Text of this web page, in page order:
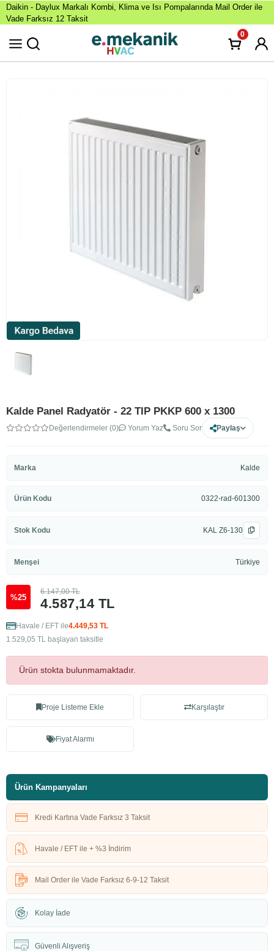
Daikin - Daylux Markalı Kombi, Klima ve Isı Pompalarında Mail Order ile
Vade Farksız 12 Taksit
0
Kalde Panel Radyatör - 22 TIP PKKP 600 x 1300
Değerlendirmeler (0) Yorum Yaz Soru Sor Paylaş
Marka Kalde
Ürün Kodu 0322-rad-601300
Stok Kodu KAL Z6-130
Menşei Türkiye
%25 4.587,14 TL
6.147,00 TL
Havale / EFT ile4.449,53 TL
1.529,05 TL başlayan taksitle
Ürün stokta bulunmamaktadır.
Proje Listeme Ekle Karşılaştır
Fiyat Alarmı
Ürün Kampanyaları
Kredi Kartına Vade Farksız 3 Taksit
Havale / EFT ile + %3 İndirim
Mail Order ile Vade Farksız 6-9-12 Taksit
Kolay İade
Güvenli Alışveriş